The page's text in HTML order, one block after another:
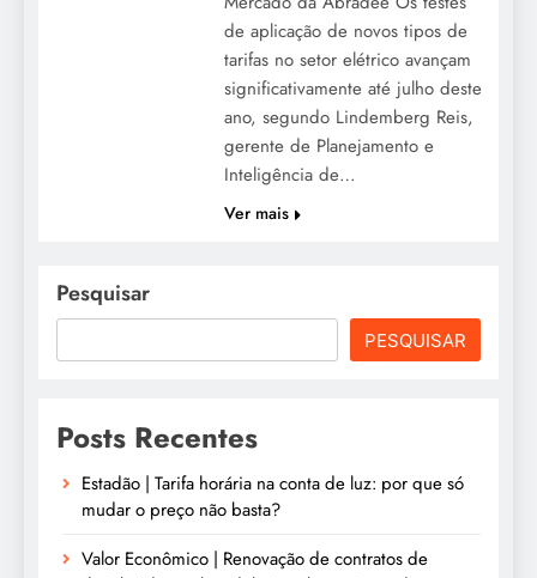
de aplicação de novos tipos de
tarifas no setor elétrico avançam
significativamente até julho deste
ano, segundo Lindemberg Reis,
gerente de Planejamento e
Inteligência de…
Ver mais
Pesquisar
PESQUISAR
Posts Recentes
Estadão | Tarifa horária na conta de luz: por que só
mudar o preço não basta?
Valor Econômico | Renovação de contratos de